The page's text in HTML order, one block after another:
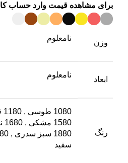
برای مشاهده قیمت وارد حساب
وزن
نامعلوم
ابعاد
نامعلوم
رنگ
1080 طوسی , 1180 قرمز
1580 مشکی
, 1680 نارنجی
1880 سبز سدری
,
1980
سفید